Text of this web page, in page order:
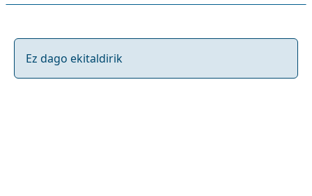
Ez dago ekitaldirik